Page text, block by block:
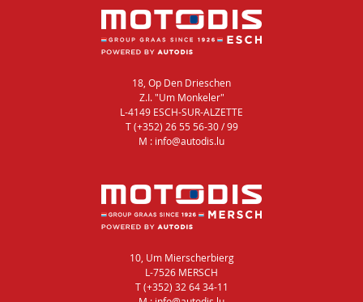
18, Op Den Drieschen
Z.I. "Um Monkeler"
L-4149 ESCH-SUR-ALZETTE
T (+352) 26 55 56-30 / 99
M : info@autodis.lu
10, Um Mierscherbierg
L-7526 MERSCH
T (+352) 32 64 34-11